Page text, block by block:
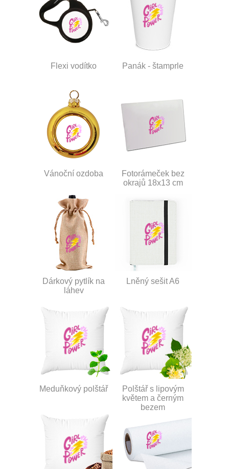
Flexi vodítko Panák - štamprle
Vánoční ozdoba
Fotorámeček bez
okrajů 18x13 cm
Dárkový pytlík na
láhev
Lněný sešit A6
Meduňkový polštář
Polštář s lipovým
květem a černým
bezem